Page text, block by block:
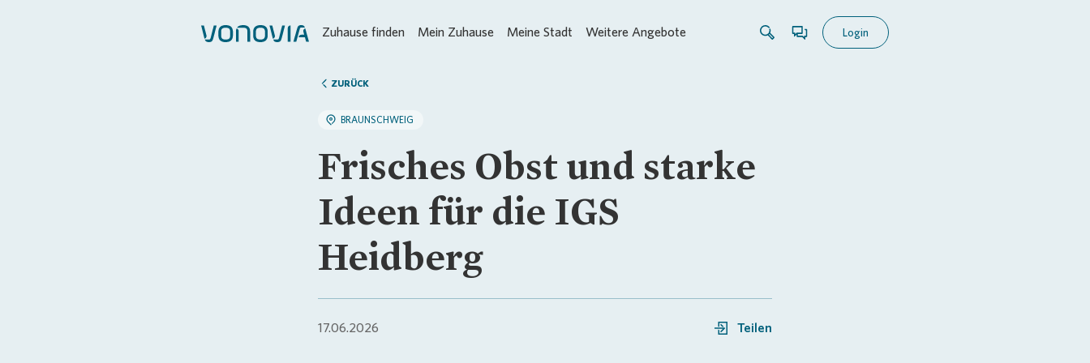
Zuhause finden Mein Zuhause Meine Stadt Weitere Angebote Login
ZURÜCK
BRAUNSCHWEIG
Frisches Obst und starke
Ideen für die IGS
Heidberg
17.06.2026 Teilen